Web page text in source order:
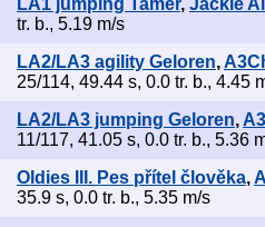
LA1 jumping Tamer, Jackie
tr. b., 5.19 m/s
LA2/LA3 agility Geloren,
25/114, 49.44 s, 0.0 tr. b., 4.45
LA2/LA3 jumping Geloren,
11/117, 41.05 s, 0.0 tr. b., 5.36
Oldies III. Pes přítel člověka,
35.9 s, 0.0 tr. b., 5.35 m/s